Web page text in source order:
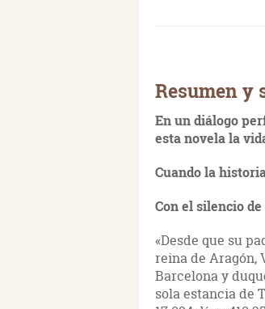
Resumen y
En un diálogo
esta novela la
Cuando la
Con el silencio
«Desde que su
reina de Aragón,
Barcelona y
sola estancia de